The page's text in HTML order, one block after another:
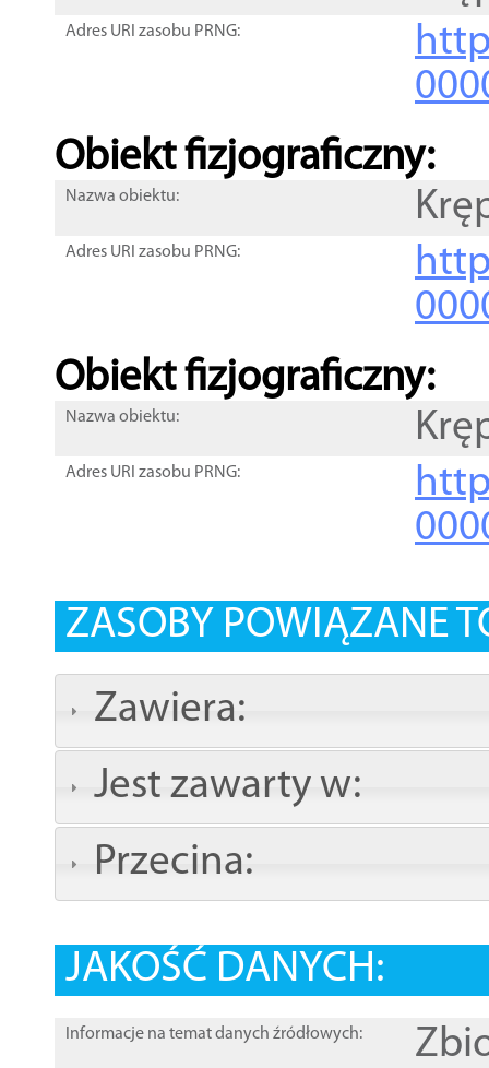
Adres URI zasobu PRNG:
Obiekt fizjograficzny:
Nazwa obiektu:
Adres URI zasobu PRNG:
Obiekt fizjograficzny:
Nazwa obiektu:
Adres URI zasobu PRNG:
ZASOBY POWIĄZANE
Zawiera:
Jest zawarty w:
Przecina:
JAKOŚĆ DANYCH:
Informacje na temat danych źródłowych: